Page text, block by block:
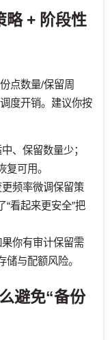
略 + 阶段性
点数量/保留周
度开销。建议你按
、保留数量少；
复可用。
更频率微调保留策
“看起来更安全”把
果你有审计保留需
与配额风险。
避免“备份